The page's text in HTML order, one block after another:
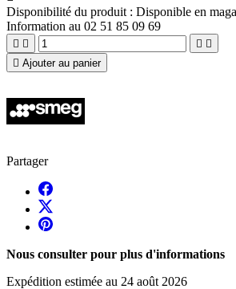
Disponibilité du produit : Disponible en
Information au 02 51 85 09 69
   
 Ajouter au panier
Partager
Nous consulter pour plus d'informations
Expédition estimée au 24 août 2026